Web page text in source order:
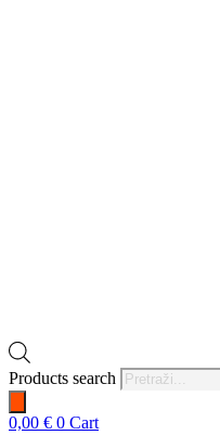
Products search
0,00 € 0 Cart